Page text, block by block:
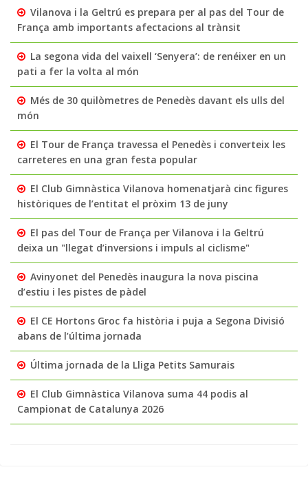
Vilanova i la Geltrú es prepara per al pas del Tour de
França amb importants afectacions al trànsit
La segona vida del vaixell ‘Senyera’: de renéixer en un
pati a fer la volta al món
Més de 30 quilòmetres de Penedès davant els ulls del
món
El Tour de França travessa el Penedès i converteix les
carreteres en una gran festa popular
El Club Gimnàstica Vilanova homenatjarà cinc figures
històriques de l’entitat el pròxim 13 de juny
El pas del Tour de França per Vilanova i la Geltrú
deixa un "llegat d’inversions i impuls al ciclisme"
Avinyonet del Penedès inaugura la nova piscina
d’estiu i les pistes de pàdel
El CE Hortons Groc fa història i puja a Segona Divisió
abans de l’última jornada
Última jornada de la Lliga Petits Samurais
El Club Gimnàstica Vilanova suma 44 podis al
Campionat de Catalunya 2026